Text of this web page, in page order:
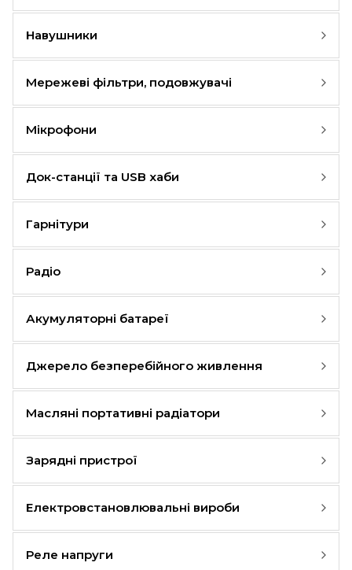
Навушники
Мережеві фільтри, подовжувачі
Мікрофони
Док-станції та USB хаби
Гарнітури
Радіо
Акумуляторні батареї
Джерело безперебійного живлення
Масляні портативні радіатори
Зарядні пристрої
Електровстановлювальні вироби
Реле напруги